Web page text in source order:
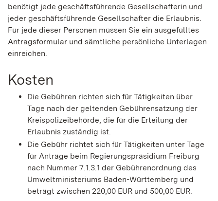
benötigt jede geschäftsführende Gesellschafterin und
jeder geschäftsführende Gesellschafter die Erlaubnis.
Für jede dieser Personen müssen Sie ein ausgefülltes
Antragsformular und sämtliche persönliche Unterlagen
einreichen.
Kosten
Die Gebühren richten sich für Tätigkeiten über
Tage nach der geltenden Gebührensatzung der
Kreispolizeibehörde, die für die Erteilung der
Erlaubnis zuständig ist.
Die Gebühr richtet sich für Tätigkeiten unter Tage
für Anträge beim Regierungspräsidium Freiburg
nach Nummer 7.1.3.1 der Gebührenordnung des
Umweltministeriums Baden-Württemberg und
beträgt zwischen 220,00 EUR und 500,00 EUR.